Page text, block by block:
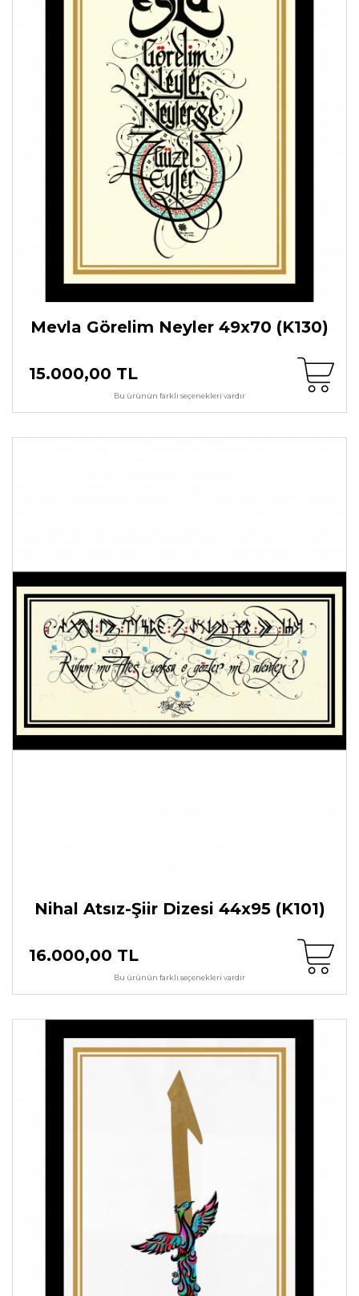
Mevla Görelim Neyler 49x70 (K130)
15.000,00 TL
Bu ürünün farklı seçenekleri vardır
Nihal Atsız-Şiir Dizesi 44x95 (K101)
16.000,00 TL
Bu ürünün farklı seçenekleri vardır